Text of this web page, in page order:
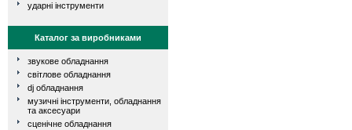
ударні інструменти
Каталог за виробниками
звукове обладнання
світлове обладнання
dj обладнання
музичні інструменти, обладнання
та аксесуари
сценічне обладнання